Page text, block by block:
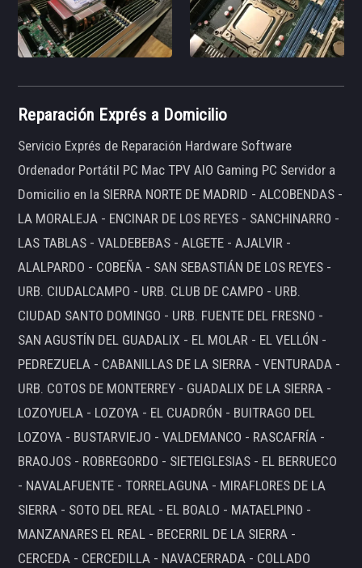
Reparación Exprés a Domicilio
Servicio Exprés de Reparación Hardware Software
Ordenador Portátil PC Mac TPV AIO Gaming PC Servidor a
Domicilio en la SIERRA NORTE DE MADRID - ALCOBENDAS -
LA MORALEJA - ENCINAR DE LOS REYES - SANCHINARRO -
LAS TABLAS - VALDEBEBAS - ALGETE - AJALVIR -
ALALPARDO - COBEÑA - SAN SEBASTIÁN DE LOS REYES -
URB. CIUDALCAMPO - URB. CLUB DE CAMPO - URB.
CIUDAD SANTO DOMINGO - URB. FUENTE DEL FRESNO -
SAN AGUSTÍN DEL GUADALIX - EL MOLAR - EL VELLÓN -
PEDREZUELA - CABANILLAS DE LA SIERRA - VENTURADA -
URB. COTOS DE MONTERREY - GUADALIX DE LA SIERRA -
LOZOYUELA - LOZOYA - EL CUADRÓN - BUITRAGO DEL
LOZOYA - BUSTARVIEJO - VALDEMANCO - RASCAFRÍA -
BRAOJOS - ROBREGORDO - SIETEIGLESIAS - EL BERRUECO
- NAVALAFUENTE - TORRELAGUNA - MIRAFLORES DE LA
SIERRA - SOTO DEL REAL - EL BOALO - MATAELPINO -
MANZANARES EL REAL - BECERRIL DE LA SIERRA -
CERCEDA - CERCEDILLA - NAVACERRADA - COLLADO